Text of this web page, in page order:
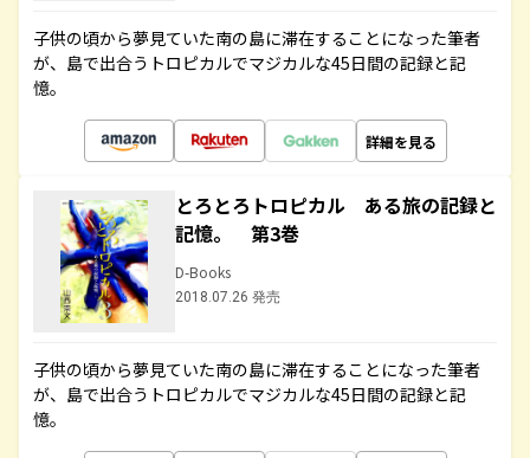
子供の頃から夢見ていた南の島に滞在することになった筆者
が、島で出合うトロピカルでマジカルな45日間の記録と記
憶。
詳細を見る
とろとろトロピカル ある旅の記録と
記憶。 第3巻
D-Books
2018.07.26 発売
子供の頃から夢見ていた南の島に滞在することになった筆者
が、島で出合うトロピカルでマジカルな45日間の記録と記
憶。